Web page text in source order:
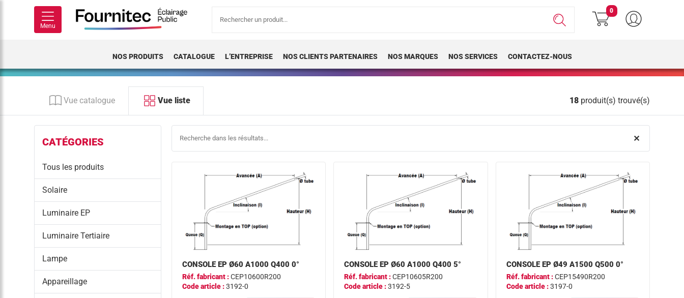
Menu
pour :
0
NOS PRODUITS CATALOGUE L’ENTREPRISE NOS CLIENTS PARTENAIRES NOS MARQUES NOS SERVICES CONTACTEZ-NOUS
Vue catalogue Vue liste 18produit(s) trouvé(s)
CATÉGORIES
Tous les produits
Solaire
Luminaire EP
Luminaire Tertiaire
Lampe
Appareillage
✕
CONSOLE EP Ø60 A1000 Q400 0°
Réf. fabricant :CEP10600R200
Code article :3192-0
CONSOLE EP Ø60 A1000 Q400 5°
Réf. fabricant :CEP10605R200
Code article :3192-5
CONSOLE EP Ø49 A1500 Q500 0°
Réf. fabricant :CEP15490R200
Code article :3197-0